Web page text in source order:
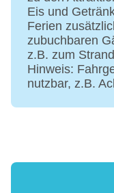
Eis und
Ferien
zubuchbaren
z.B. zum
Hinweis:
nutzbar, z.B.